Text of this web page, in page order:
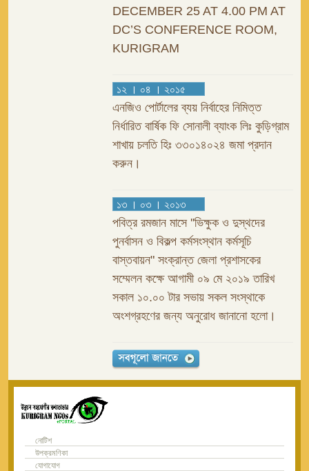
DECEMBER 25 AT 4.00 PM AT
DC’S CONFERENCE ROOM,
KURIGRAM
১২ । ০৪ । ২০১৫
এনজিও পোর্টালের ব্যয় নির্বাহের নিমিত্ত
নির্ধারিত বার্ষিক ফি সোনালী ব্যাংক লিঃ কুড়িগ্রাম
শাখায় চলতি হিঃ ৩৩০১৪০২৪ জমা প্রদান
করুন।
১৩ । ০৩ । ২০১৩
পবিত্র রমজান মাসে ''ভিক্ষুক ও দুস্থদের
পুনর্বাসন ও বিকল্প কর্মসংস্থান কর্মসূচি
বাস্তবায়ন" সংক্রান্ত জেলা প্রশাসকের
সম্মেলন কক্ষে আগামী ০৯ মে ২০১৯ তারিখ
সকাল ১০.০০ টার সভায় সকল সংস্থাকে
অংশগ্রহণের জন্য অনুরোধ জানানো হলো।
নোটিশ
উপক্রমণিকা
যোগাযোগ